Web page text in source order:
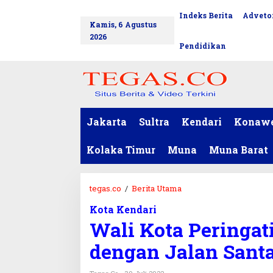
Kamis, 6 Agustus
2026
Indeks Berita
Pendidikan
Jakarta Sultra Kendari
Kolaka Timur Muna Muna Barat
tegas.co / Berita Utama
K
o
t
Kota Kendari
Wali Kota
dengan Jalan